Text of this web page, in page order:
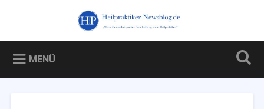
Heilpraktiker-Newsblog.de
Blog über und für Heilpraktiker – und über die Kampagne
gegen sie
MENÜ